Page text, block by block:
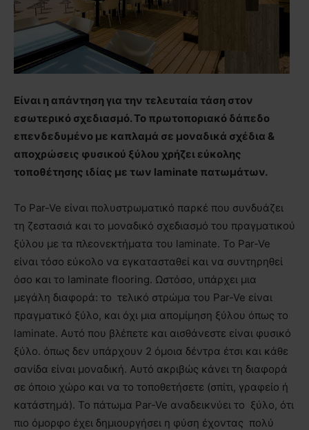
Είναι η απάντηση για την τελευταία τάση στον
εσωτερικό σχεδιασμό. To πρωτοποριακό δάπεδο
επενδεδυμένο με καπλαμά σε μοναδικά σχέδια &
αποχρώσεις φυσικού ξύλου χρήζει εύκολης
τοποθέτησης ιδίας με των laminate πατωμάτων.
To Par-Ve είναι πολυστρωματικό παρκέ που συνδυάζει
τη ζεστασιά και το μοναδικό σχεδιασμό του πραγματικού
ξύλου με τα πλεονεκτήματα του laminate. Το Par-Ve
είναι τόσο εύκολο να εγκατασταθεί και να συντηρηθεί
όσο και το laminate flooring. Ωστόσο, υπάρχει μια
μεγάλη διαφορά: το τελικό στρώμα του Par-Ve είναι
πραγματικό ξύλο, και όχι μια απομίμηση ξύλου όπως το
laminate. Αυτό που βλέπετε και αισθάνεστε είναι φυσικό
ξύλο. όπως δεν υπάρχουν 2 όμοια δέντρα έτσι και κάθε
σανίδα είναι μοναδική. Αυτό ακριβώς κάνει τη διαφορά
σε όποιο χώρο και να το τοποθετήσετε (σπίτι, γραφείο ή
κατάστημά). Το πάτωμα Par-Ve αναδεικνύει το ξύλο, ότι
πιο όμορφο έχει δημιουργήσει η φύση έχοντας πολύ